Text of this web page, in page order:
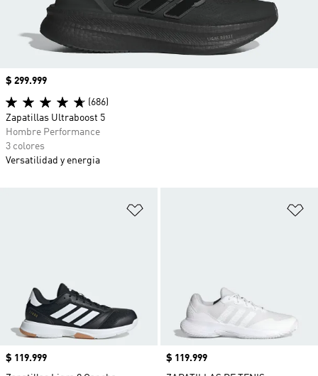
Precio
$ 119.999
Precio
$ 119.999
Precio
$ 299.999
(686)
Zapatillas Ultraboost 5
Hombre Performance
3 colores
Versatilidad y energia